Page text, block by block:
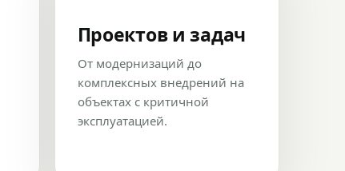
Проектов и задач
От модернизаций до
комплексных внедрений на
объектах с критичной
эксплуатацией.